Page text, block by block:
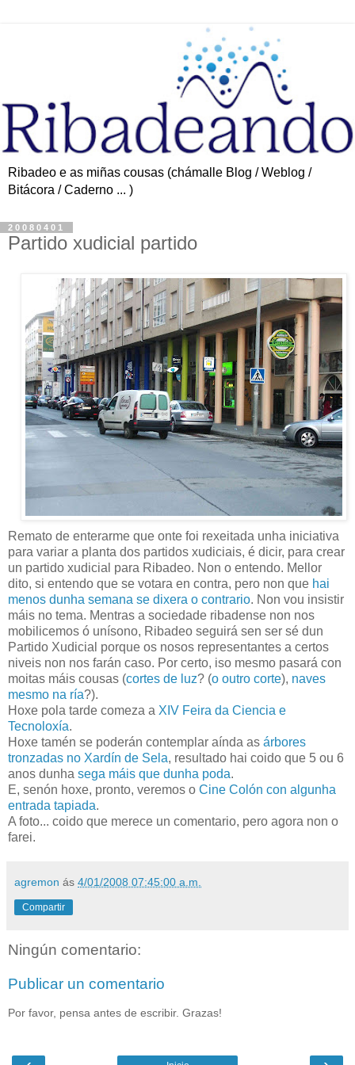
Ribadeo e as miñas cousas (chámalle Blog / Weblog /
Bitácora / Caderno ... )
20080401
Partido xudicial partido
Remato de enterarme que onte foi rexeitada unha iniciativa
para variar a planta dos partidos xudiciais, é dicir, para crear
un partido xudicial para Ribadeo. Non o entendo. Mellor
dito, si entendo que se votara en contra, pero non que hai
menos dunha semana se dixera o contrario. Non vou insistir
máis no tema. Mentras a sociedade ribadense non nos
mobilicemos ó unísono, Ribadeo seguirá sen ser sé dun
Partido Xudicial porque os nosos representantes a certos
niveis non nos farán caso. Por certo, iso mesmo pasará con
moitas máis cousas (cortes de luz? (o outro corte), naves
mesmo na ría?).
Hoxe pola tarde comeza a XIV Feira da Ciencia e
Tecnoloxía.
Hoxe tamén se poderán contemplar aínda as árbores
tronzadas no Xardín de Sela, resultado hai coido que 5 ou 6
anos dunha sega máis que dunha poda.
E, senón hoxe, pronto, veremos o Cine Colón con algunha
entrada tapiada.
A foto... coido que merece un comentario, pero agora non o
farei.
agremon ás 4/01/2008 07:45:00 a.m.
Compartir
Ningún comentario:
Publicar un comentario
Por favor, pensa antes de escribir. Grazas!